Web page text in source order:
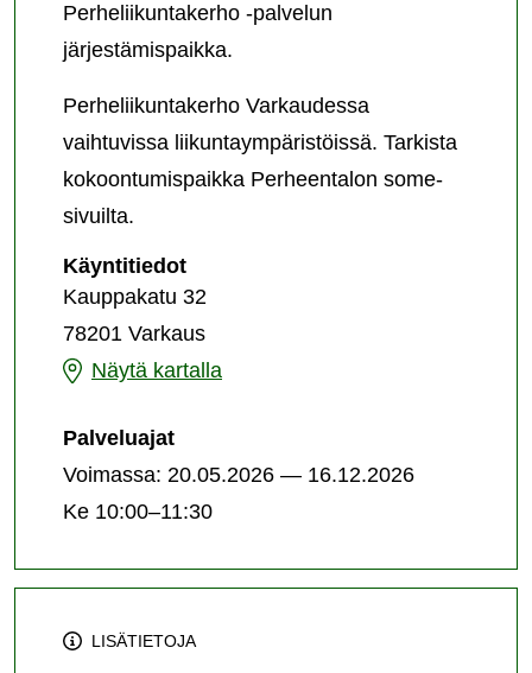
Perheliikuntakerho -palvelun
järjestämispaikka.
Perheliikuntakerho Varkaudessa
vaihtuvissa liikuntaympäristöissä. Tarkista
kokoontumispaikka Perheentalon some-
sivuilta.
KäyntitiedotSporttikettu
-
-
palvelun
Kauppakatu 32
78201 Varkaus
Näytä kartalla
Sporttikettu
Perheliikuntakerho
-
palvelun
Palveluajat
Voimassa: 20.05.2026 — 16.12.2026
Ke 10:00–11:30
LISÄTIETOJA